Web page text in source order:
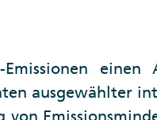
-Emissionen einen
ausgewählter
von